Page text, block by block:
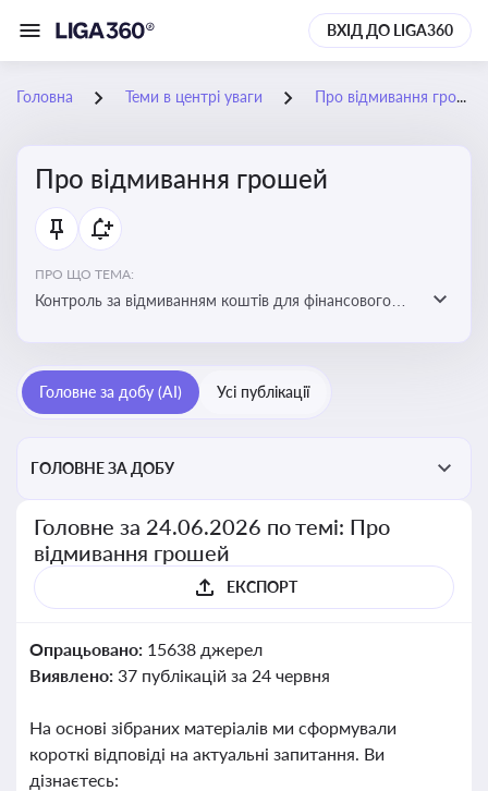
ВХІД ДО LIGA360
Головна Теми в центрі уваги Про відмивання грошей
Про відмивання грошей
ПРО ЩО ТЕМА:
Контроль за відмиванням коштів для фінансового
сплати податків. Вбудовування AML у договори та
Головне за добу (AI) Усі публікації
ГОЛОВНЕ ЗА ДОБУ
Головне за 24.06.2026 по темі: Про
відмивання грошей
ЕКСПОРТ
Опрацьовано: 15638 джерел
Виявлено: 37 публікацій за 24 червня
На основі зібраних матеріалів ми сформували
короткі відповіді на актуальні запитання. Ви
дізнаєтесь: